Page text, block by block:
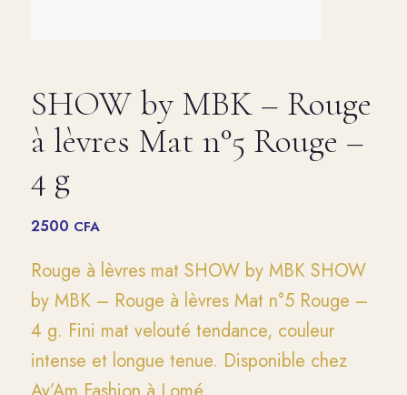
SHOW by MBK – Rouge
à lèvres Mat n°5 Rouge –
4 g
2500 CFA
Rouge à lèvres mat SHOW by MBK SHOW
by MBK – Rouge à lèvres Mat n°5 Rouge –
4 g. Fini mat velouté tendance, couleur
intense et longue tenue. Disponible chez